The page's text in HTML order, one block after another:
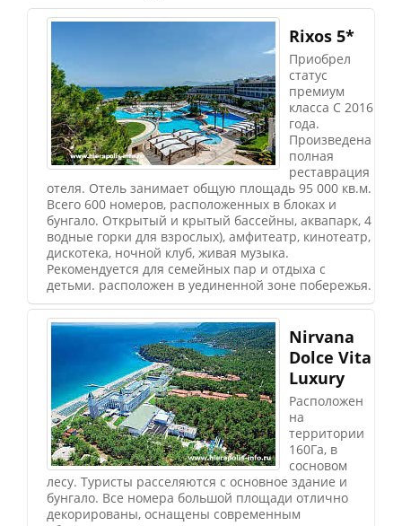
Rixos 5*
Приобрел
статус
премиум
класса С 2016
года.
Произведена
полная
реставрация
отеля. Отель занимает общую площадь 95 000 кв.м.
Всего 600 номеров, расположенных в блоках и
бунгало. Открытый и крытый бассейны, аквапарк, 4
водные горки для взрослых), амфитеатр, кинотеатр,
дискотека, ночной клуб, живая музыка.
Рекомендуется для семейных пар и отдыха с
детьми. расположен в уединенной зоне побережья.
Nirvana
Dolce Vita
Luxury
Расположен
на
территории
160Га, в
сосновом
лесу. Туристы расселяются с основное здание и
бунгало. Все номера большой площади отлично
декорированы, оснащены современным